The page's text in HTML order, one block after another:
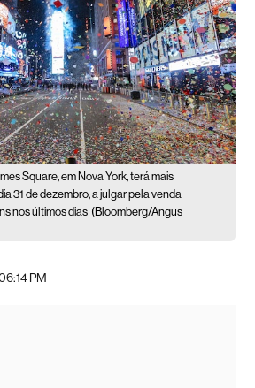
Square, em Nova York, terá mais
31 de dezembro, a julgar pela venda
nos últimos dias (Bloomberg/Angus
PM